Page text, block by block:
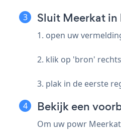
Sluit Meerkat
1. open uw
2. klik op 'bron'
3. plak in de eerste
Bekijk een
Om uw powr